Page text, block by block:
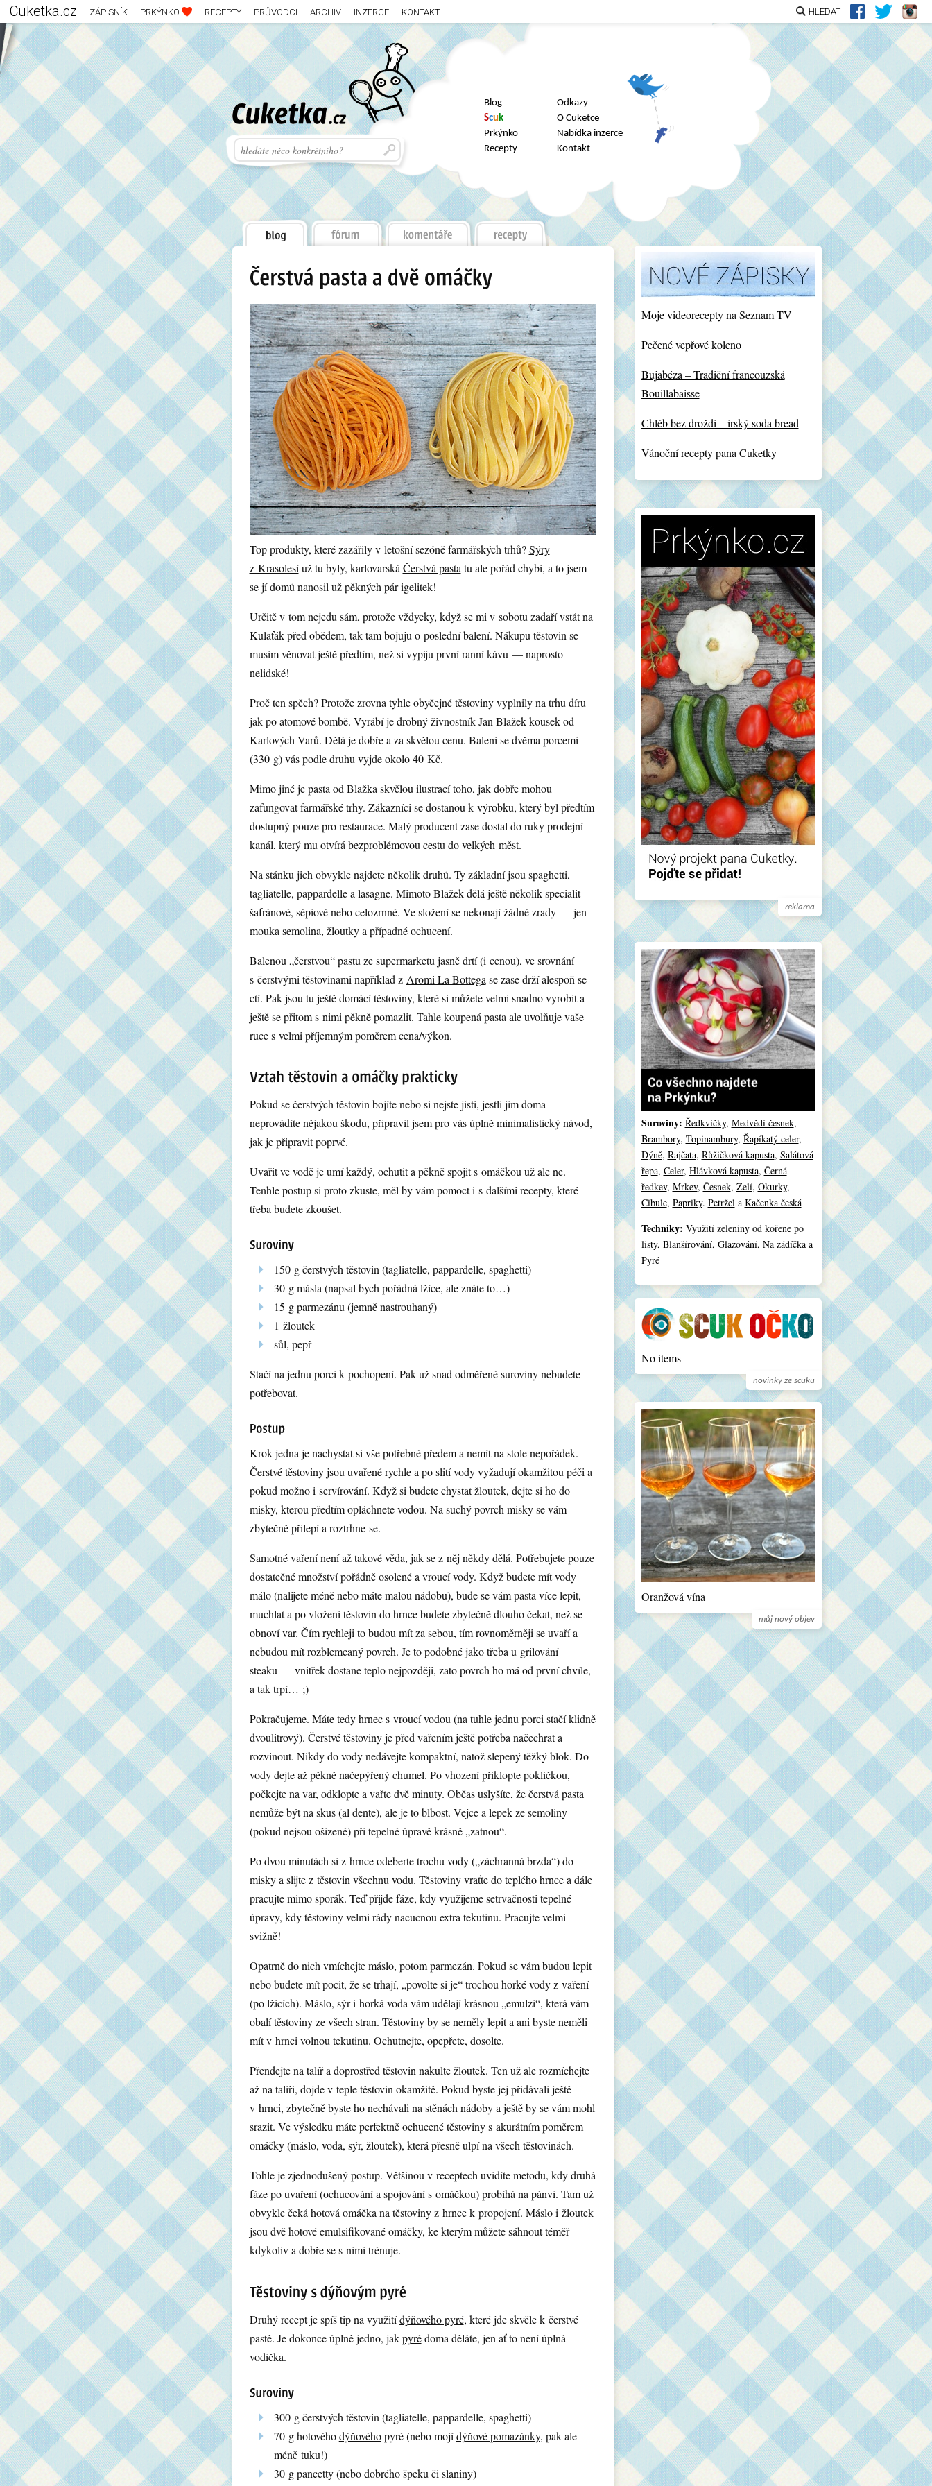
Cuketka.cz ZÁPISNÍK PRKÝNKO RECEPTY PRŮVODCI ARCHIV INZERCE KONTAKT HLEDAT
Blog
Scuk
Prkýnko
Recepty
Odkazy
O Cuketce
Nabídka inzerce
Kontakt
Top produkty, které zazářily v letošní sezóně farmářských trhů?Sýry
z Krasolesíuž tu byly, karlovarská Čerstvá pasta tu ale pořád chybí, a to jsem
se jí domů nanosil už pěkných pár igelitek!
Určitě v tom nejedu sám, protože vždycky, když se mi v sobotu zadaří vstát na
Kulaťák před obědem, tak tam bojuju o poslední balení. Nákupu těstovin se
musím věnovat ještě předtím, než si vypiju první ranní kávu — naprosto
nelidské!
Proč ten spěch? Protože zrovna tyhle obyčejné těstoviny vyplnily na trhu díru
jak po atomové bombě. Vyrábí je drobný živnostník Jan Blažek kousek od
Karlových Varů. Dělá je dobře a za skvělou cenu. Balení se dvěma porcemi
(330 g) vás podle druhu vyjde okolo 40 Kč.
Mimo jiné je pasta od Blažka skvělou ilustrací toho, jak dobře mohou
zafungovat farmářské trhy. Zákazníci se dostanou k výrobku, který byl předtím
dostupný pouze pro restaurace. Malý producent zase dostal do ruky prodejní
kanál, který mu otvírá bezproblémovou cestu do velkých měst.
Na stánku jich obvykle najdete několik druhů. Ty základní jsou spaghetti,
tagliatelle, pappardelle a lasagne. Mimoto Blažek dělá ještě několik specialit —
šafránové, sépiové nebo celozrnné. Ve složení se nekonají žádné zrady — jen
mouka semolina, žloutky a případné ochucení.
Balenou „čerstvou“ pastu ze supermarketu jasně drtí (i cenou), ve srovnání
s čerstvými těstovinami například z Aromi La Bottega se zase drží alespoň se
ctí. Pak jsou tu ještě domácí těstoviny, které si můžete velmi snadno vyrobit a
ještě se přitom s nimi pěkně pomazlit. Tahle koupená pasta ale uvolňuje vaše
ruce s velmi příjemným poměrem cena/výkon.
Pokud se čerstvých těstovin bojíte nebo si nejste jistí, jestli jim doma
neprovádíte nějakou škodu, připravil jsem pro vás úplně minimalistický návod,
jak je připravit poprvé.
Uvařit ve vodě je umí každý, ochutit a pěkně spojit s omáčkou už ale ne.
Tenhle postup si proto zkuste, měl by vám pomoct i s dalšími recepty, které
třeba budete zkoušet.
150 g čerstvých těstovin (tagliatelle, pappardelle, spaghetti)
30 g másla (napsal bych pořádná lžíce, ale znáte to…)
15 g parmezánu (jemně nastrouhaný)
1 žloutek
sůl, pepř
Stačí na jednu porci k pochopení. Pak už snad odměřené suroviny nebudete
potřebovat.
Krok jedna je nachystat si vše potřebné předem a nemít na stole nepořádek.
Čerstvé těstoviny jsou uvařené rychle a po slití vody vyžadují okamžitou péči a
pokud možno i servírování. Když si budete chystat žloutek, dejte si ho do
misky, kterou předtím opláchnete vodou. Na suchý povrch misky se vám
zbytečně přilepí a roztrhne se.
Samotné vaření není až takové věda, jak se z něj někdy dělá. Potřebujete pouze
dostatečné množství pořádně osolené a vroucí vody. Když budete mít vody
málo (nalijete méně nebo máte malou nádobu), bude se vám pasta více lepit,
muchlat a po vložení těstovin do hrnce budete zbytečně dlouho čekat, než se
obnoví var. Čím rychleji to budou mít za sebou, tím rovnoměrněji se uvaří a
nebudou mít rozblemcaný povrch. Je to podobné jako třeba u grilování
steaku — vnitřek dostane teplo nejpozději, zato povrch ho má od první chvíle,
a tak trpí… ;)
Pokračujeme. Máte tedy hrnec s vroucí vodou (na tuhle jednu porci stačí klidně
dvoulitrový). Čerstvé těstoviny je před vařením ještě potřeba načechrat a
rozvinout. Nikdy do vody nedávejte kompaktní, natož slepený těžký blok. Do
vody dejte až pěkně načepýřený chumel. Po vhození přiklopte pokličkou,
počkejte na var, odklopte a vařte dvě minuty. Občas uslyšíte, že čerstvá pasta
nemůže být na skus (al dente), ale je to blbost. Vejce a lepek ze semoliny
(pokud nejsou ošizené) při tepelné úpravě krásně „zatnou“.
Po dvou minutách si z hrnce odeberte trochu vody („záchranná brzda“) do
misky a slijte z těstovin všechnu vodu. Těstoviny vraťte do teplého hrnce a dále
pracujte mimo sporák. Teď přijde fáze, kdy využijeme setrvačnosti tepelné
úpravy, kdy těstoviny velmi rády nacucnou extra tekutinu. Pracujte velmi
svižně!
Opatrně do nich vmíchejte máslo, potom parmezán. Pokud se vám budou lepit
nebo budete mít pocit, že se trhají, „povolte si je“ trochou horké vody z vaření
(po lžících). Máslo, sýr i horká voda vám udělají krásnou „emulzi“, která vám
obalí těstoviny ze všech stran. Těstoviny by se neměly lepit a ani byste neměli
mít v hrnci volnou tekutinu. Ochutnejte, opepřete, dosolte.
Přendejte na talíř a doprostřed těstovin nakulte žloutek. Ten už ale rozmíchejte
až na talíři, dojde v teple těstovin okamžitě. Pokud byste jej přidávali ještě
v hrnci, zbytečně byste ho nechávali na stěnách nádoby a ještě by se vám mohl
srazit. Ve výsledku máte perfektně ochucené těstoviny s akurátním poměrem
omáčky (máslo, voda, sýr, žloutek), která přesně ulpí na všech těstovinách.
Tohle je zjednodušený postup. Většinou v receptech uvidíte metodu, kdy druhá
fáze po uvaření (ochucování a spojování s omáčkou) probíhá na pánvi. Tam už
obvykle čeká hotová omáčka na těstoviny z hrnce k propojení. Máslo i žloutek
jsou dvě hotové emulsifikované omáčky, ke kterým můžete sáhnout téměř
kdykoliv a dobře se s nimi trénuje.
Druhý recept je spíš tip na využitídýňového pyré, které jde skvěle k čerstvé
pastě. Je dokonce úplně jedno, jakpyrédoma děláte, jen ať to není úplná
vodička.
300 g čerstvých těstovin (tagliatelle, pappardelle, spaghetti)
70 g hotovéhodýňovéhopyré (nebo mojídýňové pomazánky, pak ale
méně tuku!)
30 g pancetty (nebo dobrého špeku či slaniny)
Moje videorecepty na Seznam TV
Pečené vepřové koleno
Bujabéza – Tradiční francouzská
Bouillabaisse
Chléb bez droždí – irský soda bread
Vánoční recepty pana Cuketky
reklama
Suroviny: Ředkvičky, Medvědí česnek,
Brambory, Topinambury, Řapíkatý celer,
Dýně, Rajčata, Růžičková kapusta, Salátová
řepa, Celer, Hlávková kapusta, Černá
ředkev, Mrkev, Česnek, Zelí, Okurky,
Cibule, Papriky. Petržela Kačenka česká
Techniky: Využití zeleniny od kořene po
listy, Blanšírování, Glazování, Na zádíčkaa
Pyré
novinky ze scuku
No items
můj nový objev
Oranžová vína